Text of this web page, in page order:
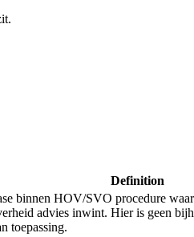
Definition
binnen HOV/SVO procedure
advies inwint. Hier is geen
toepassing.